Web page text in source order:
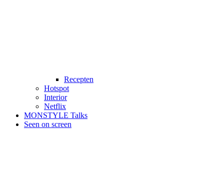
Recepten
Hotspot
Interior
Netflix
MONSTYLE Talks
Seen on screen